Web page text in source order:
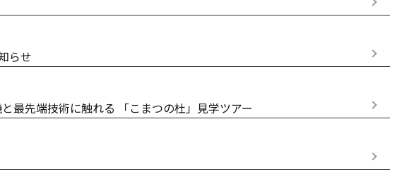
らせ
最先端技術に触れる 「こまつの杜」見学ツアー